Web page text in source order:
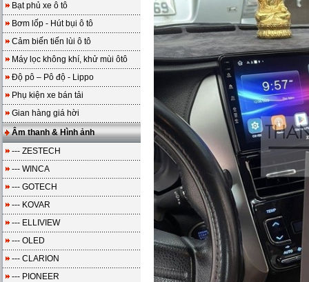
Bạt phủ xe ô tô
Bơm lốp - Hút bụi ô tô
Cảm biến tiến lùi ô tô
Máy lọc không khí, khử mùi ôtô
Độ pô – Pô độ - Lippo
Phụ kiện xe bán tải
Gian hàng giá hời
Âm thanh & Hình ảnh
--- ZESTECH
--- WINCA
--- GOTECH
--- KOVAR
--- ELLIVIEW
--- OLED
--- CLARION
--- PIONEER